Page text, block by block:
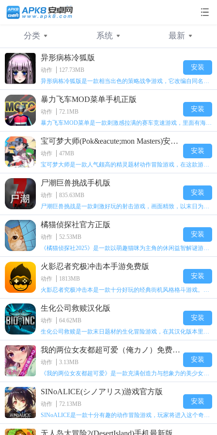
分类
不限 休闲益智 角色扮演
策略塔防 动作冒险 飞行射击
棋牌游戏 模拟经营
赛车游戏 运动游戏 益智游戏
动作游戏 游戏工具
手机游戏 GM手游
系统
不限 苹果
最新
最新异形病栋冷狐版
动作
127.73MB
安装
暴力飞车MOD菜单手机正版
动作
72.1MB
安装
宝可梦大师(Pok&eacute;mon Masters)安卓免费版
动作
47MB
安装
尸潮巨兽挑战手机版
动作
835.63MB
安装
橘猫侦探社官方正版
动作
52.53MB
安装
火影忍者究极冲击本手游免费版
动作
1813MB
安装
生化公司救赎汉化版
动作
64.62MB
安装
我的两位女友都超可爱（俺カノ）免费原版
动作
3.13MB
安装
SINoALICE(シノアリス)游戏官方版
动作
72.13MB
安装
无人岛大冒险2(DesertIsland)手机最新版